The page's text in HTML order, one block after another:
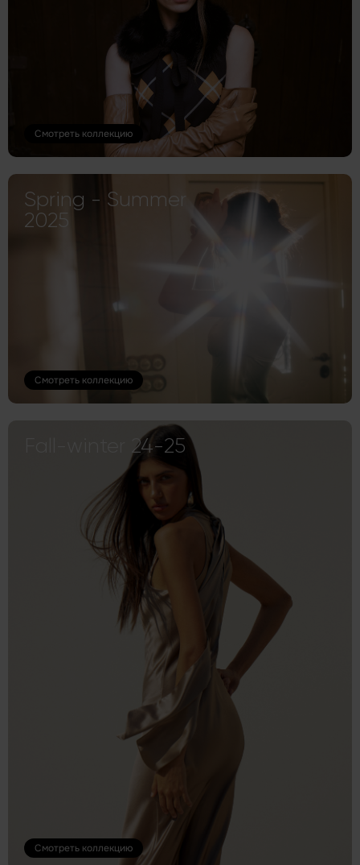
Смотреть коллекцию
Spring - Summer
2025
Смотреть коллекцию
Fall-winter 24-25
Смотреть коллекцию